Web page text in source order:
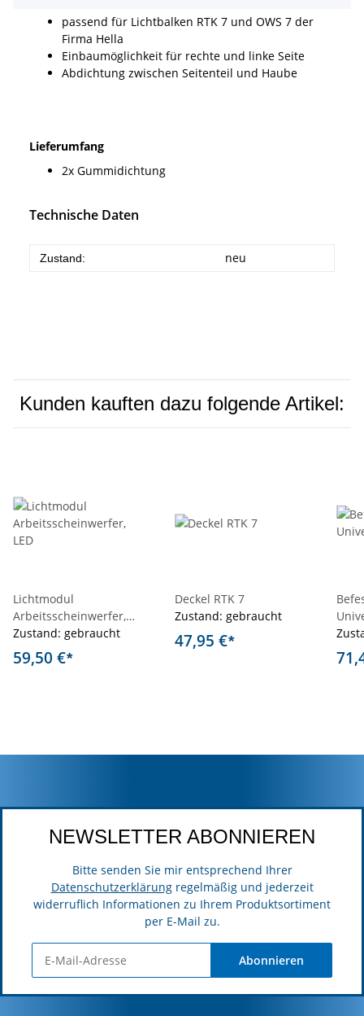
passend für Lichtbalken RTK 7 und OWS 7 der
Firma Hella
Einbaumöglichkeit für rechte und linke Seite
Abdichtung zwischen Seitenteil und Haube
Lieferumfang
2x Gummidichtung
Technische Daten
Zustand: neu
Kunden kauften dazu folgende Artikel:
Lichtmodul
Arbeitsscheinwerfer,
LED
Zustand: gebraucht
59,50 €*
Deckel RTK 7
Zustand: gebraucht
47,95 €*
NEWSLETTER ABONNIEREN
Bitte senden Sie mir entsprechend Ihrer
Datenschutzerklärungregelmäßig und jederzeit
widerruflich Informationen zu Ihrem Produktsortiment
per E-Mail zu.
Abonnieren